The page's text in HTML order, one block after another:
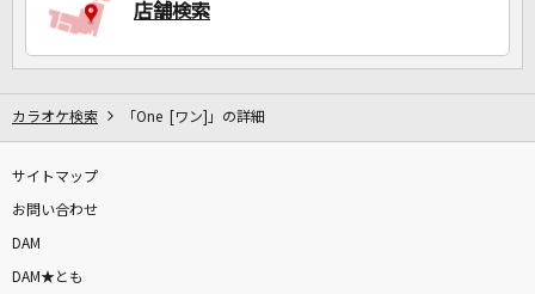
カラオケをもっと楽しもう！
店舗検索
カラオケ検索 「One [ワン]」の詳細
サイトマップ
お問い合わせ
DAM
DAM★とも